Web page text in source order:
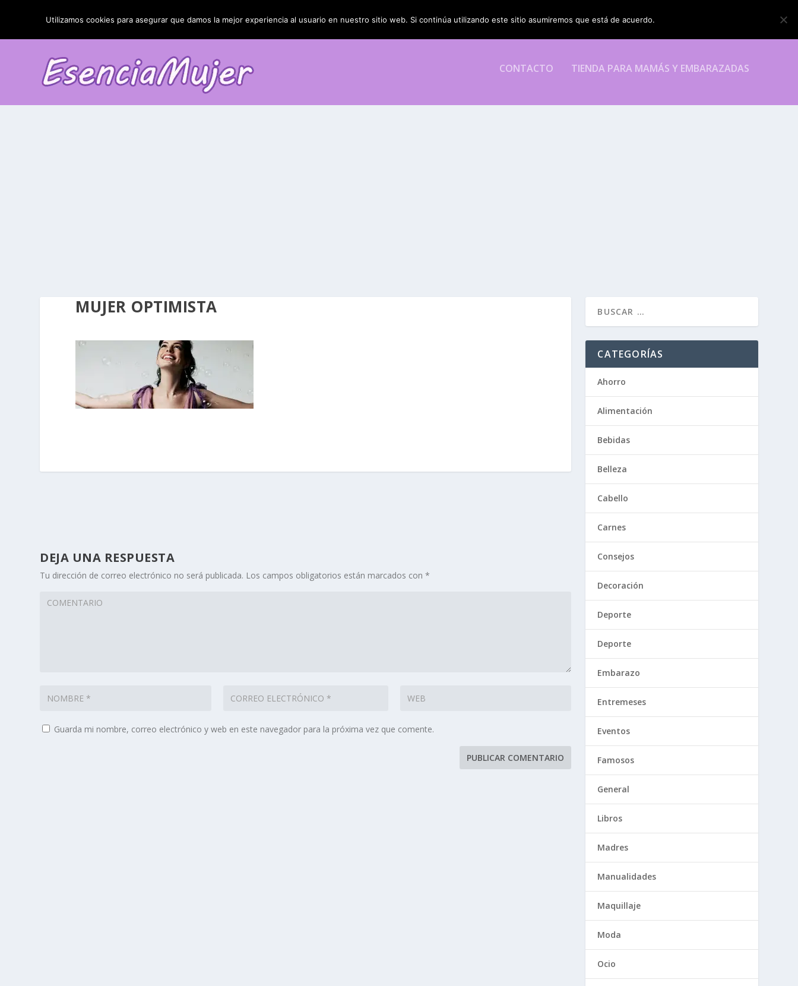
TENDENCIAS: La blefaroplastia y sus resultados
CONTACTO TIENDA PARA MAMÁS Y EMBARAZADAS
MUJER OPTIMISTA
DEJA UNA RESPUESTA
Tu dirección de correo electrónico no será publicada. Los campos obligatorios están marcados con*
Guarda mi nombre, correo electrónico y web en este navegador para la próxima vez que comente.
CATEGORÍAS
Ahorro
Alimentación
Bebidas
Belleza
Cabello
Carnes
Consejos
Decoración
Deporte
Deporte
Embarazo
Entremeses
Eventos
Famosos
General
Libros
Madres
Manualidades
Maquillaje
Moda
Ocio
Utilizamos cookies para asegurar que damos la mejor experiencia al usuario en nuestro sitio web. Si continúa utilizando este sitio asumiremos que está de acuerdo.